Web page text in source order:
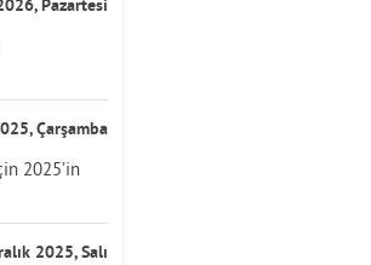
Pazartesi
Çarşamba
2025’in
2025, Salı